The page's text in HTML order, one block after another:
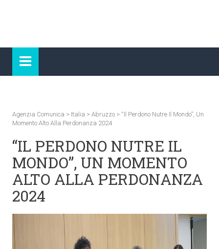
Agenzia Comunica > Italia > Abruzzo > “Il Perdono Nutre Il Mondo”, Un
Momento Alto Alla Perdonanza 2024
“IL PERDONO NUTRE IL
MONDO”, UN MOMENTO
ALTO ALLA PERDONANZA
2024